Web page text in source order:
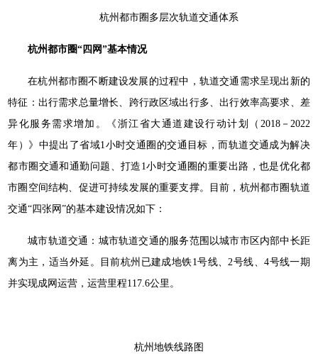
杭州都市圈多层次轨道交通体系
杭州都市圈“四网”基本情况
在杭州都市圈不断建设发展的过程中，轨道交通需求呈现出新的
特征：出行需求总量增长、跨行政区域出行多、出行效率高要求、差
异化服务需求增加。《浙江省大通道建设行动计划（2018－2022
年）》中提出了省域1小时交通圈的交通目标，而轨道交通成为解决
都市圈交通和通勤问题、打造1小时交通圈的重要出路，也是优化都
市圈空间结构、促进可持续发展的重要支撑。目前，杭州都市圈轨道
交通“四张网”的基本建设情况如下：
城市轨道交通：城市轨道交通的服务范围以城市市区内部中长距
离为主，适当外延。目前杭州已建成地铁1号线、2号线、4号线一期
并实现成网运营，运营里程117.6公里。
杭州地铁线路图